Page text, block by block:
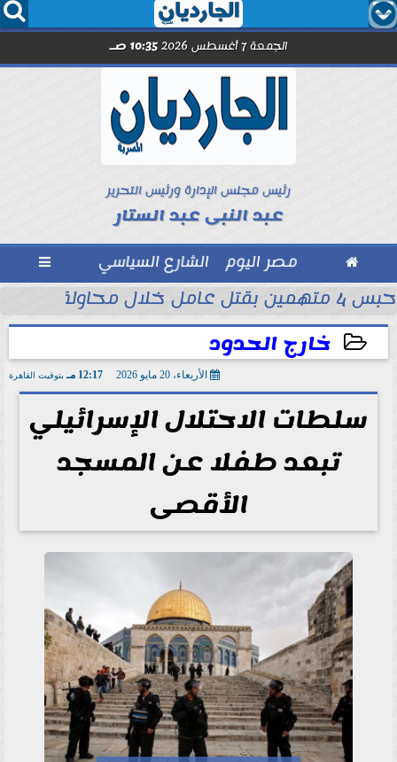
  
الجمعة 7 أغسطس 2026 10:35 صـ
رئيس مجلس الإدارة ورئيس التحرير
عبد النبى عبد الستار
 مصر اليوم الشارع السياسي 
..” محمد...حبس 4 متهمين بقتل عامل خلال محاولة سرقة دراجة نارية في المنوفية
خارج الحدود
الأربعاء، 20 مايو 2026 12:17 مـ بتوقيت القاهرة
سلطات الاحتلال الإسرائيلي
تبعد طفلا عن المسجد
الأقصى